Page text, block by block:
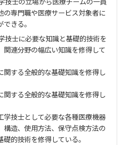
の専門職や医療サービス対象者に
きる。
技士に必要な知識と基礎的技術を
関連分野の幅広い知識を修得して
する全般的な基礎知識を修得し
する全般的な基礎知識を修得し
技士として必要な各種医療機器
構造、使用方法、保守点検方法の
礎的技術を修得している。